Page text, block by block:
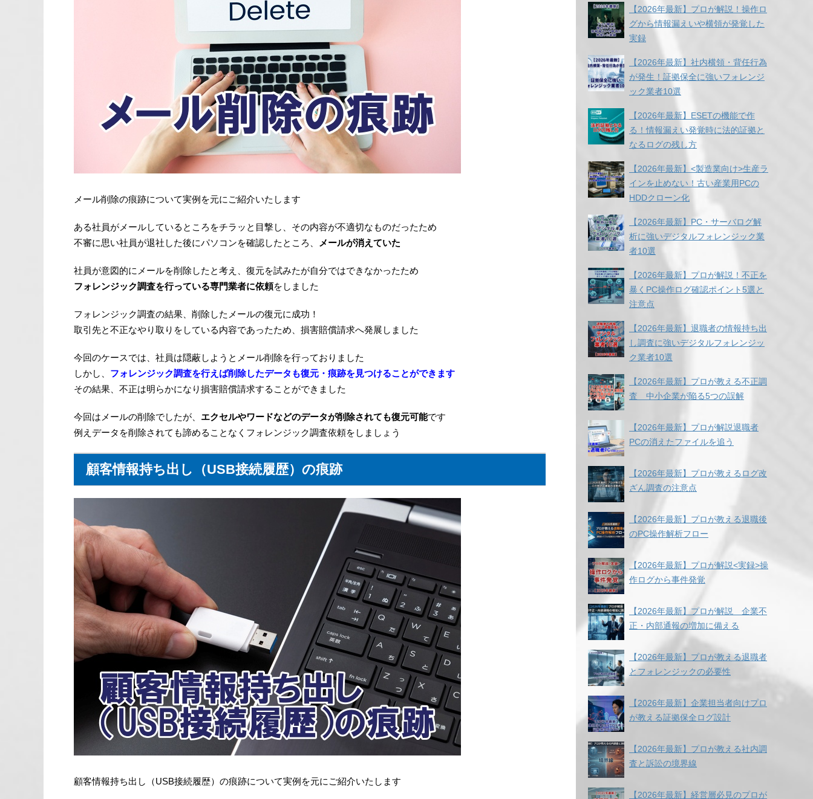
メール削除の痕跡について実例を元にご紹介いたします
ある社員がメールしているところをチラッと目撃し、その内容が不適切なものだったため
不審に思い社員が退社した後にパソコンを確認したところ、
メールが消えていた
社員が意図的にメールを削除したと考え、復元を試みたが自分ではできなかったため
フォレンジック調査を行っている専門業者に依頼をしました
フォレンジック調査の結果、削除したメールの復元に成功！
取引先と不正なやり取りをしている内容であったため、損害賠償請求へ発展しました
今回のケースでは、社員は隠蔽しようとメール削除を行っておりました
しかし、 フォレンジック調査を行えば削除したデータも復元・痕跡を見つけることができます
その結果、不正は明らかになり損害賠償請求することができました
今回はメールの削除でしたが、 エクセルやワードなどのデータが削除されても復元可能です
例えデータを削除されても諦めることなくフォレンジック調査依頼をしましょう
顧客情報持ち出し（USB接続履歴）の痕跡
顧客情報持ち出し（USB接続履歴）の痕跡について実例を元にご紹介いたします
【2026年最新】プロが解説！操作ロ
グから情報漏えいや横領が発覚した
実録
【2026年最新】社内横領・背任行為
が発生！証拠保全に強いフォレンジ
ック業者10選
【2026年最新】ESETの機能で作
る！情報漏えい発覚時に法的証拠と
なるログの残し方
【2026年最新】<製造業向け>生産ラ
インを止めない！古い産業用PCの
HDDクローン化
【2026年最新】PC・サーバログ解
析に強いデジタルフォレンジック業
者10選
【2026年最新】プロが解説！不正を
暴くPC操作ログ確認ポイント5選と
注意点
【2026年最新】退職者の情報持ち出
し調査に強いデジタルフォレンジッ
ク業者10選
【2026年最新】プロが教える不正調
査 中小企業が陥る5つの誤解
【2026年最新】プロが解説退職者
PCの消えたファイルを追う
【2026年最新】プロが教えるログ改
ざん調査の注意点
【2026年最新】プロが教える退職後
のPC操作解析フロー
【2026年最新】プロが解説<実録>操
作ログから事件発覚
【2026年最新】プロが解説 企業不
正・内部通報の増加に備える
【2026年最新】プロが教える退職者
とフォレンジックの必要性
【2026年最新】企業担当者向けプロ
が教える証拠保全ログ設計
【2026年最新】プロが教える社内調
査と訴訟の境界線
【2026年最新】経営層必見のプロが